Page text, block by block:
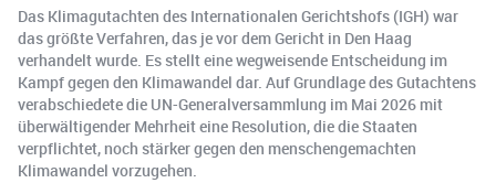
Das Klimagutachten des Internationalen Gerichtshofs (IGH) war
das größte Verfahren, das je vor dem Gericht in Den Haag
verhandelt wurde. Es stellt eine wegweisende Entscheidung im
Kampf gegen den Klimawandel dar. Auf Grundlage des Gutachtens
verabschiedete die UN-Generalversammlung im Mai 2026 mit
überwältigender Mehrheit eine Resolution, die die Staaten
verpflichtet, noch stärker gegen den menschengemachten
Klimawandel vorzugehen.